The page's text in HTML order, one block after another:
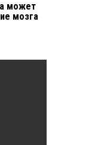
может
мозга